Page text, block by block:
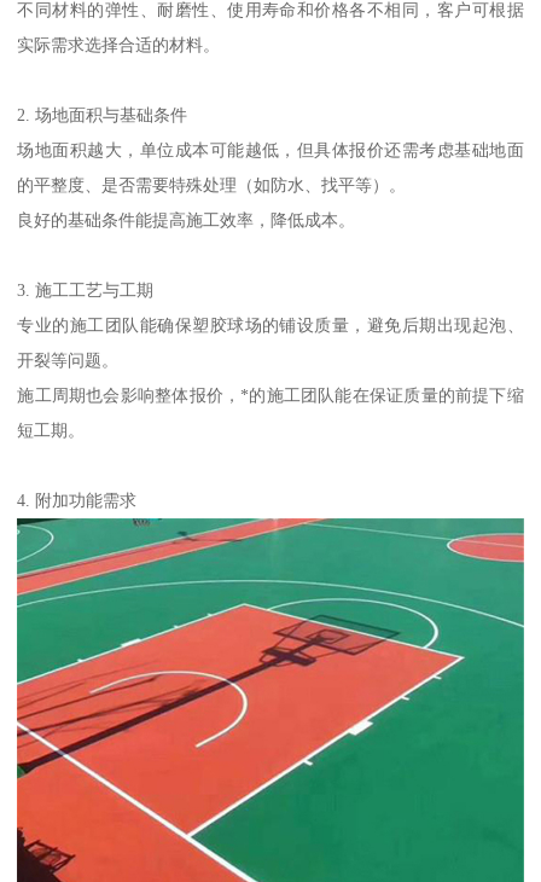
不同材料的弹性、耐磨性、使用寿命和价格各不相同，客户可根据
实际需求选择合适的材料。
2. 场地面积与基础条件
场地面积越大，单位成本可能越低，但具体报价还需考虑基础地面
的平整度、是否需要特殊处理（如防水、找平等）。
良好的基础条件能提高施工效率，降低成本。
3. 施工工艺与工期
专业的施工团队能确保塑胶球场的铺设质量，避免后期出现起泡、
开裂等问题。
施工周期也会影响整体报价，*的施工团队能在保证质量的前提下缩
短工期。
4. 附加功能需求